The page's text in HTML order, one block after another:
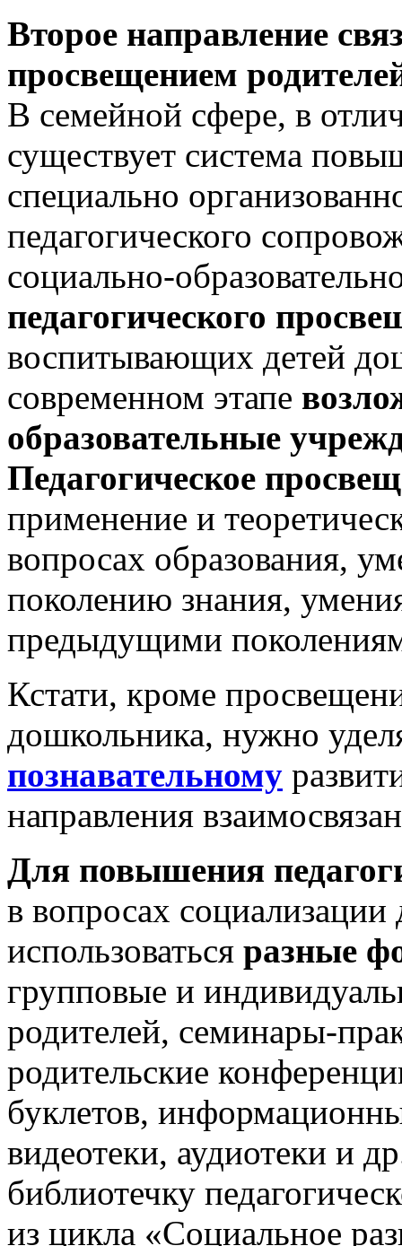
Второе направление
просвещением
В семейной сфере, в
существует система
специально
педагогического
социально-
педагогического
воспитывающих детей
современном этапе
образовательные
Педагогическое
применение и
вопросах образования,
поколению знания,
предыдущими
Кстати, кроме
дошкольника, нужно
познавательному
направления
Для повышения
в вопросах
использоваться разные
групповые и
родителей, семинары-
родительские
буклетов,
видеотеки, аудиотеки и
библиотечку
из цикла «Социальное